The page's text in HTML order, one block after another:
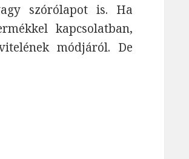
szórólapot is. Ha
kapcsolatban,
módjáról. De